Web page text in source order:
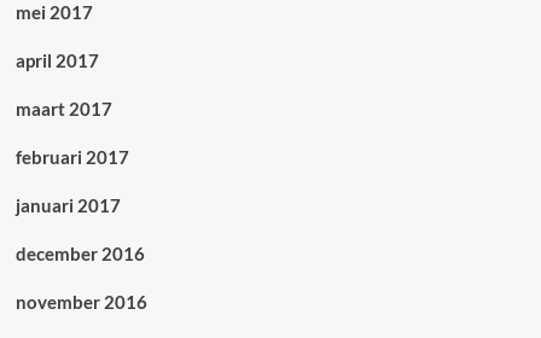
mei 2017
april 2017
maart 2017
februari 2017
januari 2017
december 2016
november 2016